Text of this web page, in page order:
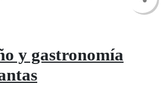
y gastronomía